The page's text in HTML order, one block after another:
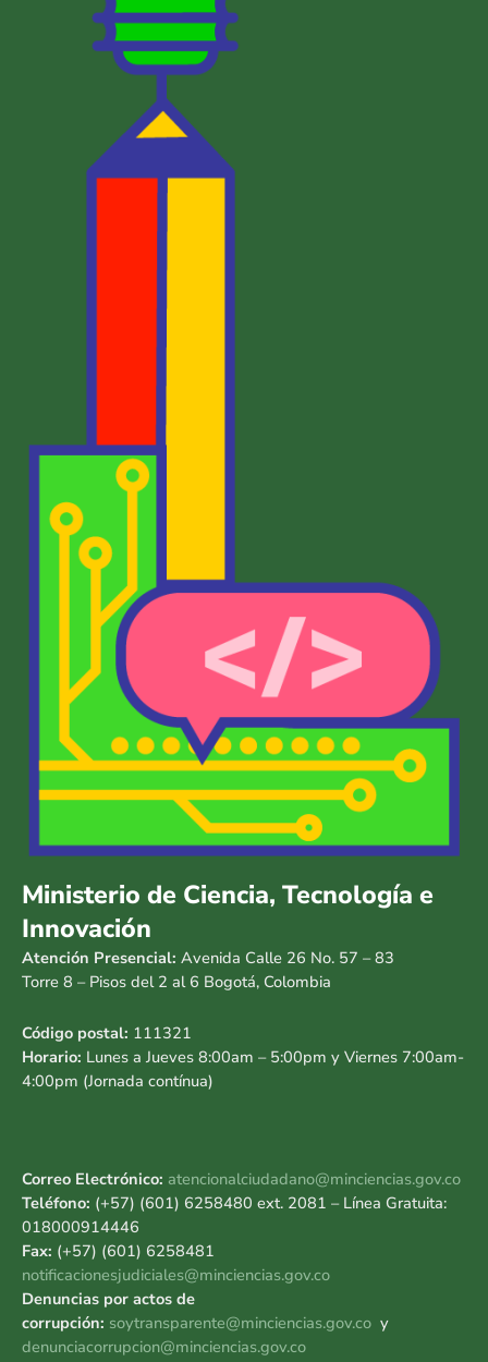
Ministerio de Ciencia, Tecnología e
Innovación
Atención Presencial: Avenida Calle 26 No. 57 – 83
Torre 8 – Pisos del 2 al 6 Bogotá, Colombia
Código postal: 111321
Horario: Lunes a Jueves 8:00am – 5:00pm y Viernes 7:00am-
4:00pm (Jornada contínua)
Correo Electrónico: atencionalciudadano@minciencias.gov.co
Teléfono: (+57) (601) 6258480 ext. 2081 – Línea Gratuita:
018000914446
Fax: (+57) (601) 6258481
notificacionesjudiciales@minciencias.gov.co
Denuncias por actos de
corrupción: soytransparente@minciencias.gov.co y
denunciacorrupcion@minciencias.gov.co